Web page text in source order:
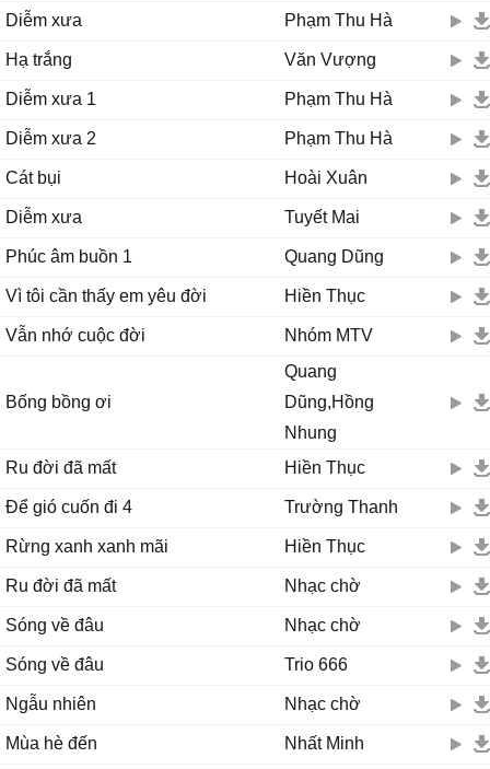
Diễm xưa Phạm Thu Hà
Hạ trắng Văn Vượng
Diễm xưa 1 Phạm Thu Hà
Diễm xưa 2 Phạm Thu Hà
Cát bụi Hoài Xuân
Diễm xưa Tuyết Mai
Phúc âm buồn 1 Quang Dũng
Vì tôi cần thấy em yêu đời Hiền Thục
Vẫn nhớ cuộc đời Nhóm MTV
Bống bồng ơi
Quang
Dũng,Hồng
Nhung
Ru đời đã mất
Hiền Thục
Để gió cuốn đi 4 Trường Thanh
Rừng xanh xanh mãi Hiền Thục
Ru đời đã mất Nhạc chờ
Sóng về đâu Nhạc chờ
Sóng về đâu Trio 666
Ngẫu nhiên Nhạc chờ
Mùa hè đến Nhất Minh